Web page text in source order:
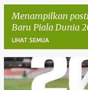
Menampilkan
Baru Piala Dunia
LIHAT SEMUA
P
o